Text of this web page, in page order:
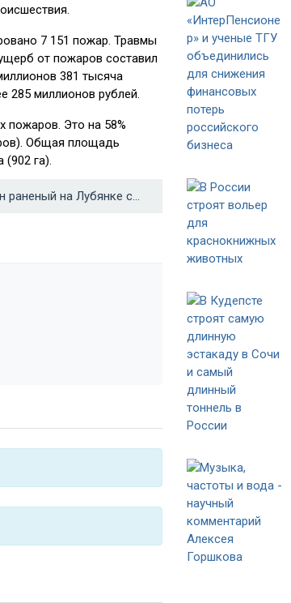
7 151 пожар. Травмы
от пожаров составил
381 тысяча
285 миллионов рублей.
пожаров. Это на 58%
Общая площадь
(902 га).
Скончался ещё один раненый на Лубянке сотрудник ФСБ →